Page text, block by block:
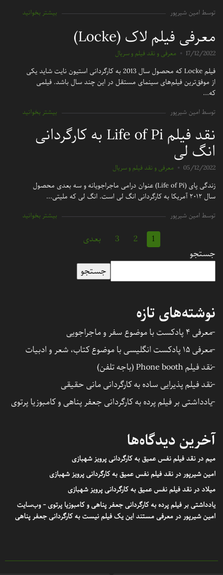
توسط امین شیرپور بیشتر بخوانید
معرفی فیلم لاک (Locke)
17/12/2022 معرفی و نقد فیلم و سریال
فیلم Locke که محصول سال 2013 به کارگردانی استیون نایت شاید یکی
از موفق‌ترین فیلم‌های سینمای مستقل در این چند سال باشد. فیلمی
که...
توسط امین شیرپور بیشتر بخوانید
نقد فیلم Life of Pi به کارگردانی
انگ لی
05/12/2022 معرفی و نقد فیلم و سریال
زندگی پای (Life of Pi) عنوان درامی ماجراجویانه و سه بعدی محصول
سال ۲۰۱۲ آمریکا به کارگردانی انگ لی است. انگ لی که ملیتی...
توسط امین شیرپور بیشتر بخوانید
1
2
3
بعدی
جستجو
جستجو
نوشته‌های تازه
معرفی ۴ پادکست با موضوع سفر و ماجراجویی
معرفی ۱۵ پادکست انگلیسی با موضوع کتاب، شعر و ادبیات
نقد فیلم Phone booth (باجه تلفن)
نقد فیلم پذیرایی ساده به کارگردانی مانی حقیقی
یادداشتی بر فیلم پرده به کارگردانی جعفر پناهی و کامبوزیا پرتوی
آخرین دیدگاه‌ها
میمدرنقد فیلم نفس عمیق به کارگردانی پرویز شهبازی
امین شیرپوردرنقد فیلم نفس عمیق به کارگردانی پرویز شهبازی
میلاددرنقد فیلم نفس عمیق به کارگردانی پرویز شهبازی
یادداشتی بر فیلم پرده به کارگردانی جعفر پناهی و کامبوزیا پرتوی - وب‌سایت
امین شیرپوردرمعرفی مستند این یک فیلم نیست به کارگردانی جعفر پناهی